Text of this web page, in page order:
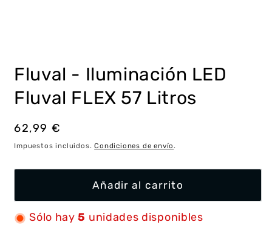
1
en
una
ventana
Fluval - Iluminación LED
Fluval FLEX 57 Litros
Precio
habitual
62,99 €
Impuestos incluidos.Condiciones de envío.
Añadir al carrito
Sólo hay 5 unidades disponibles